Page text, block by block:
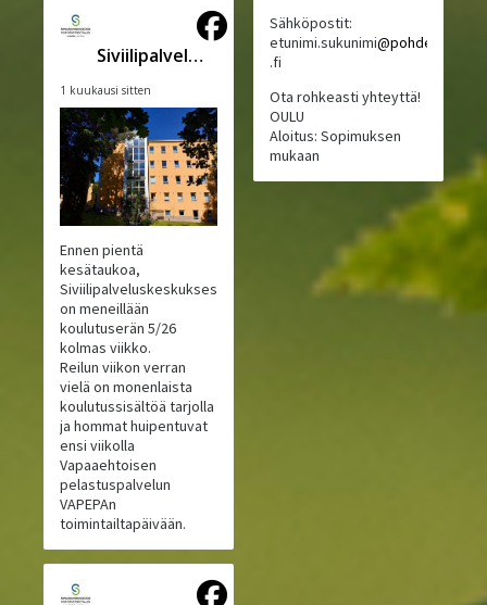
Siviilipalveluskeskus
1 kuukausi sitten
Ennen pientä
kesätaukoa,
Siviilipalveluskeskuksessa
on meneillään
koulutuserän 5/26
kolmas viikko.
Reilun viikon verran
vielä on monenlaista
koulutussisältöä tarjolla
ja hommat huipentuvat
ensi viikolla
Vapaaehtoisen
pelastuspalvelun
VAPEPAn
toimintailtapäivään.
Sähköpostit:
etunimi.sukunimi@pohde
.fi
Ota rohkeasti yhteyttä!
OULU
Aloitus: Sopimuksen
mukaan